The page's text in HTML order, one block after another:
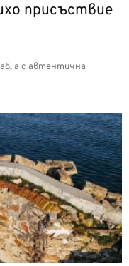
присъствие
а с автентична